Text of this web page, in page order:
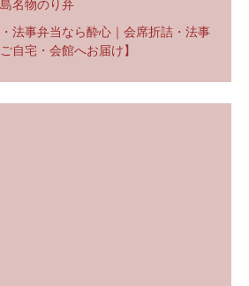
名物のり弁
法事弁当なら酔心｜会席折詰・法事
自宅・会館へお届け】